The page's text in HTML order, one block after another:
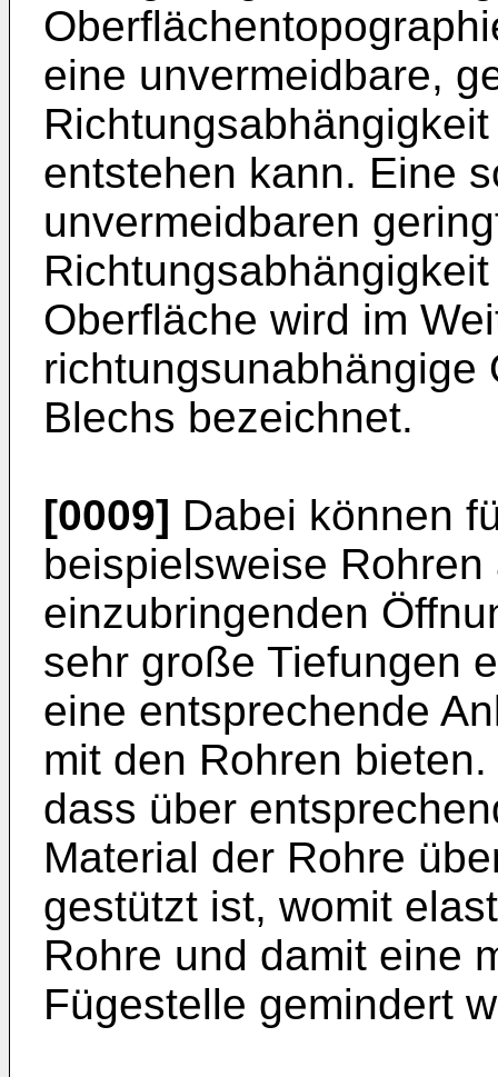
eine unvermeidbare,
entstehen kann. Eine
unvermeidbaren
Oberfläche wird im
richtungsunabhängige
Blechs bezeichnet.
[0009] Dabei können
beispielsweise
einzubringenden
sehr große Tiefungen
eine entsprechende
mit den Rohren
dass über
Material der Rohre
gestützt ist, womit
Rohre und damit eine
Fügestelle gemindert